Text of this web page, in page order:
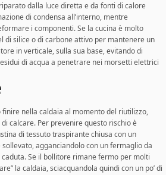
dalla luce diretta e da fonti di calore
di condensa all’interno, mentre
i componenti. Se la cucina è molto
di silice o di carbone attivo per mantenere un
in verticale, sulla sua base, evitando di
di acqua a penetrare nei morsetti elettrici
nella caldaia al momento del riutilizzo,
calcare. Per prevenire questo rischio è
di tessuto traspirante chiusa con un
agganciandolo con un fermaglio da
Se il bollitore rimane fermo per molti
la caldaia, sciacquandola quindi con un po’ di